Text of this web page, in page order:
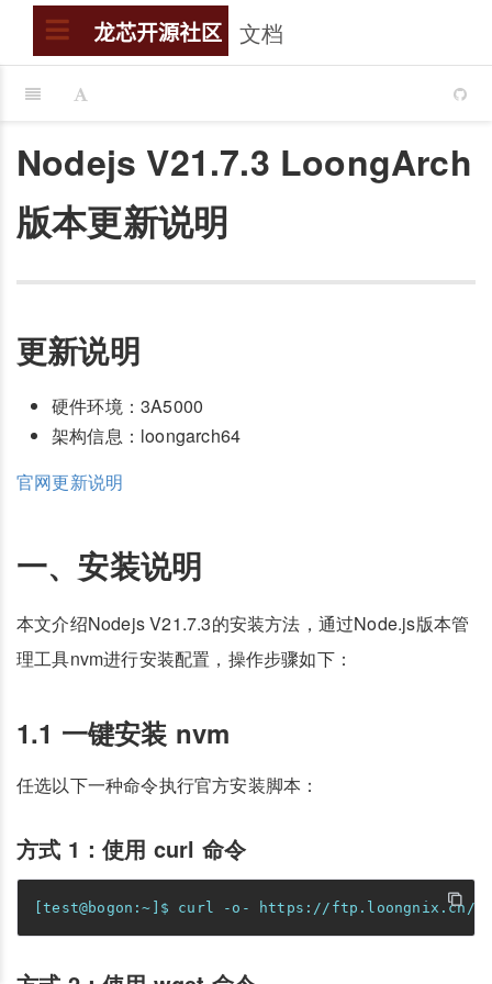
文档
Nodejs V21.7.3 LoongArch
版本更新说明
更新说明
硬件环境：3A5000
架构信息：loongarch64
官网更新说明
一、安装说明
本文介绍Nodejs V21.7.3的安装方法，通过Node.js版本管
理工具nvm进行安装配置，操作步骤如下：
1.1 一键安装 nvm
任选以下一种命令执行官方安装脚本：
方式 1：使用 curl 命令